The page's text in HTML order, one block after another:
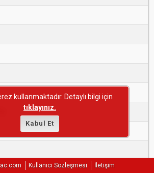
Kullanıcı Sözleşmesi İletişim
kullanmaktadır. Detaylı bilgi için
tıklayınız.
Kabul Et